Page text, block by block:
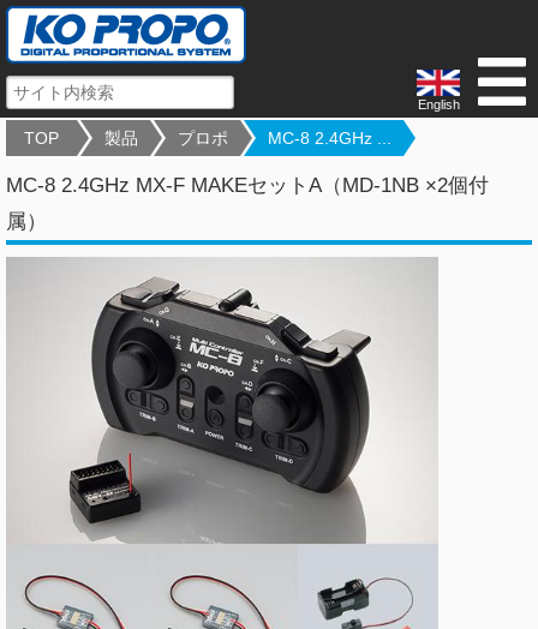
English
TOP 製品 プロポ MC-8 2.4GHz ...
MC-8 2.4GHz MX-F MAKEセットA（MD-1NB ×2個付
属）